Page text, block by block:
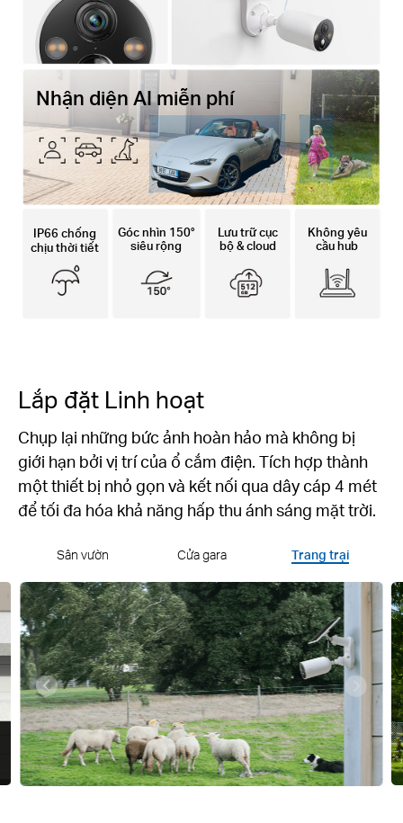
IP66 chống
chịu thời tiết
Góc nhìn 150°
siêu rộng
Lưu trữ cục
bộ & cloud
Không yêu
cầu hub
Nhận diện AI miễn phí
Lắp đặt Linh hoạt
Chụp lại những bức ảnh hoàn hảo mà không bị
giới hạn bởi vị trí của ổ cắm điện. Tích hợp thành
một thiết bị nhỏ gọn và kết nối qua dây cáp 4 mét
để tối đa hóa khả năng hấp thu ánh sáng mặt trời.
Sân vườn Cửa gara Trang trại